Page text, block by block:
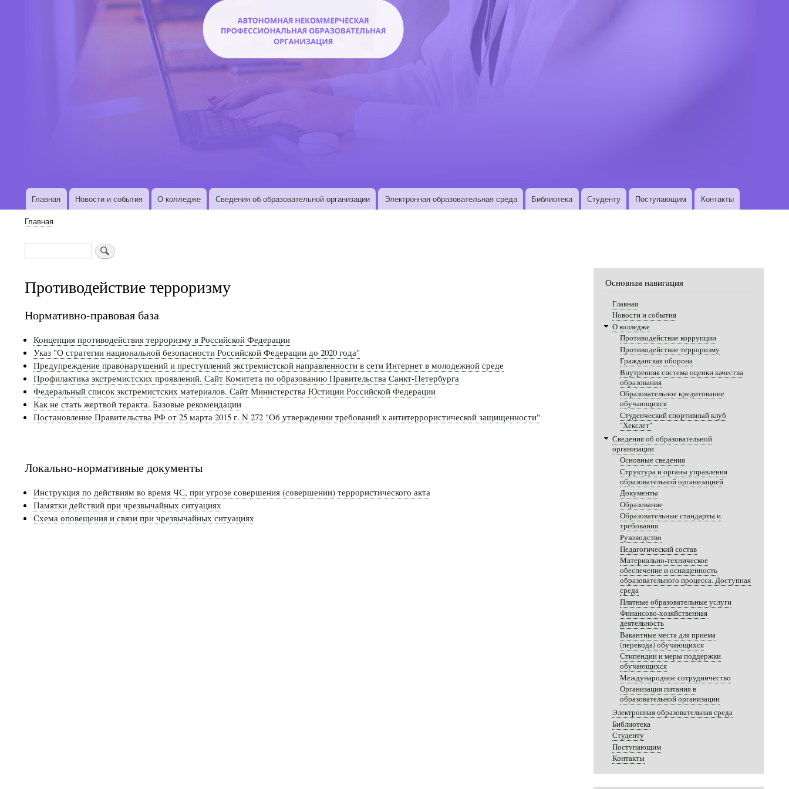
Основная
навигация
Главная Новости и события О колледже Сведения об образовательной организации Электронная образовательная среда Библиотека Студенту Поступающим Контакты
Строка
навигации
Главная
Поиск
Противодействие терроризму
Нормативно-правовая база
Файл
для
подписи
Концепция противодействия терроризму в Российской Федерации
Файл
для
подписи
Указ "О стратегии национальной безопасности Российской Федерации до 2020 года"
Файл
для
подписи
Предупреждение правонарушений и преступлений экстремистской направленности в сети Интернет в молодежной среде
Профилактика экстремистских проявлений. Сайт Комитета по образованию Правительства Санкт-Петербурга
Федеральный список экстремистских материалов. Сайт Министерства Юстиции Российской Федерации
Файл
для
Как не стать жертвой теракта. Базовые рекомендации
Файл
Постановление Правительства РФ от 25 марта 2015 г. N 272 "Об утверждении требований к антитеррористической защищенности"
Локально-нормативные документы
Файл
для
подписи
Инструкция по действиям во время ЧС, при угрозе совершения (совершении) террористического акта
Файл
для
Памятки действий при чрезвычайных ситуациях
Файл
Схема оповещения и связи при чрезвычайных ситуациях
Основная навигация
Главная
Новости и события
О колледже
Противодействие коррупции
Противодействие терроризму
Гражданская оборона
Внутренняя система оценки качества
образования
Образовательное кредитование
обучающихся
Студенческий спортивный клуб
"Хекслет"
Сведения об образовательной
организации
Основные сведения
Структура и органы управления
образовательной организацией
Документы
Образование
Образовательные стандарты и
требования
Руководство
Педагогический состав
Материально-техническое
обеспечение и оснащенность
образовательного процесса. Доступная
среда
Платные образовательные услуги
Финансово-хозяйственная
деятельность
Вакантные места для приема
(перевода) обучающихся
Стипендии и меры поддержки
обучающихся
Международное сотрудничество
Организация питания в
образовательной организации
Электронная образовательная среда
Библиотека
Студенту
Поступающим
Контакты